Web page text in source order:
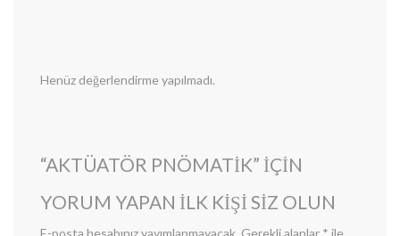
Henüz değerlendirme yapılmadı.
“AKTÜATÖR PNÖMATİK” IÇIN
YORUM YAPAN ILK KIŞI SIZ OLUN